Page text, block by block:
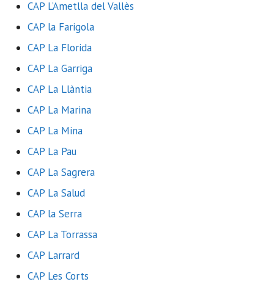
CAP L’Ametlla del Vallès
CAP la Farigola
CAP La Florida
CAP La Garriga
CAP La Llàntia
CAP La Marina
CAP La Mina
CAP La Pau
CAP La Sagrera
CAP La Salud
CAP la Serra
CAP La Torrassa
CAP Larrard
CAP Les Corts